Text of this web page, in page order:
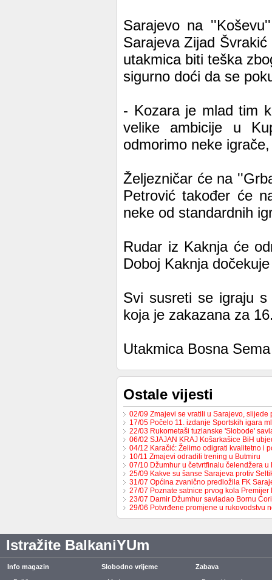
Sarajevo na
Sarajeva Zijad
utakmica biti teška
sigurno doći da se
- Kozara je mlad tim
velike ambicije u
odmorimo neke
Željezničar će na
Petrović također će
neke od standardnih
Rudar iz Kaknja će
Doboj Kaknja
Svi susreti se igraju
koja je zakazana za
Utakmica Bosna
Ostale vijesti
02/09 Zmajevi se vratili u Sarajevo,
17/05 Počelo 11. izdanje Sportskih igara
22/03 Rukometaši tuzlanske 'Slobode'
06/02 SJAJAN KRAJ Košarkašice BiH
04/12 Karačić: Želimo odigrati kvalitetno i
10/11 Zmajevi odradili trening u Butmiru
07/10 Džumhur u četvrtfinalu čelendžera u
25/09 Kakve su šanse Sarajeva protiv
31/07 Općina zvanično predložila FK
27/07 Poznate satnice prvog kola
23/07 Damir Džumhur savladao Bornu
29/06 Potvrđene promjene u rukovodstvu
Istražite BalkaniYUm
Info magazin Slobodno vrijeme Zabava